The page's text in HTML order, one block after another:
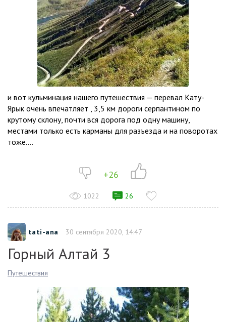
и вот кульминация нашего путешествия — перевал Кату-
Ярык очень впечатляет , 3,5 км дороги серпантином по
крутому склону, почти вся дорога под одну машину,
местами только есть карманы для разъезда и на поворотах
тоже....
+26
1022 26
tati-ana 30 сентября 2020, 14:47
Горный Алтай 3
Путешествия